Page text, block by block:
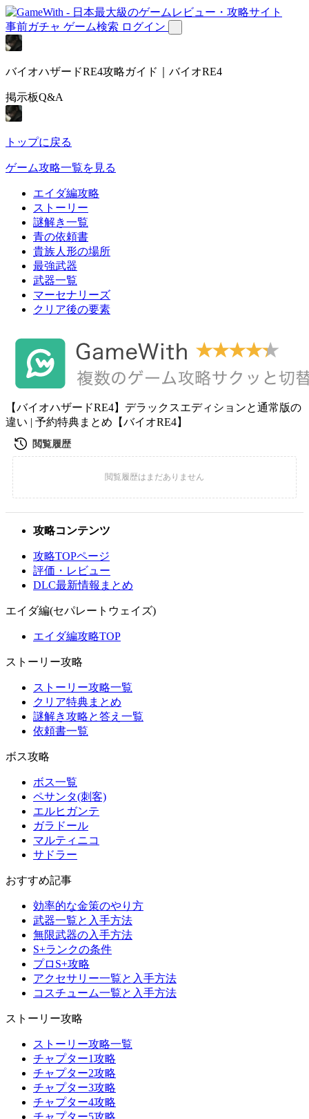
事前ガチャ ゲーム検索 ログイン
バイオハザードRE4攻略ガイド｜バイオRE4
掲示板Q&A
トップに戻る
ゲーム攻略一覧を見る
エイダ編攻略
ストーリー
謎解き一覧
青の依頼書
貴族人形の場所
最強武器
武器一覧
マーセナリーズ
クリア後の要素
【バイオハザードRE4】デラックスエディションと通常版の
違い | 予約特典まとめ【バイオRE4】
攻略コンテンツ
攻略TOPページ
評価・レビュー
DLC最新情報まとめ
エイダ編(セパレートウェイズ)
エイダ編攻略TOP
ストーリー攻略
ストーリー攻略一覧
クリア特典まとめ
謎解き攻略と答え一覧
依頼書一覧
ボス攻略
ボス一覧
ペサンタ(刺客)
エルヒガンテ
ガラドール
マルティニコ
サドラー
おすすめ記事
効率的な金策のやり方
武器一覧と入手方法
無限武器の入手方法
S+ランクの条件
プロS+攻略
アクセサリー一覧と入手方法
コスチューム一覧と入手方法
ストーリー攻略
ストーリー攻略一覧
チャプター1攻略
チャプター2攻略
チャプター3攻略
チャプター4攻略
チャプター5攻略